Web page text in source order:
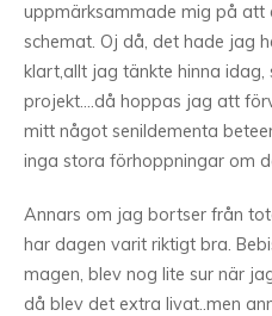
uppmärksammade mig på
schemat. Oj då, det hade jag
klart,allt jag tänkte hinna
projekt….då hoppas jag att
mitt något senildementa
inga stora förhoppningar om
Annars om jag bortser från
har dagen varit riktigt bra.
magen, blev nog lite sur när
då blev det extra livat..men